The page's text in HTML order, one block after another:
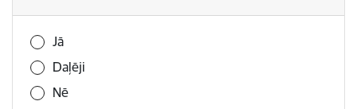
Vai šī informācija bija noderīga?
Jā
Daļēji
Nē